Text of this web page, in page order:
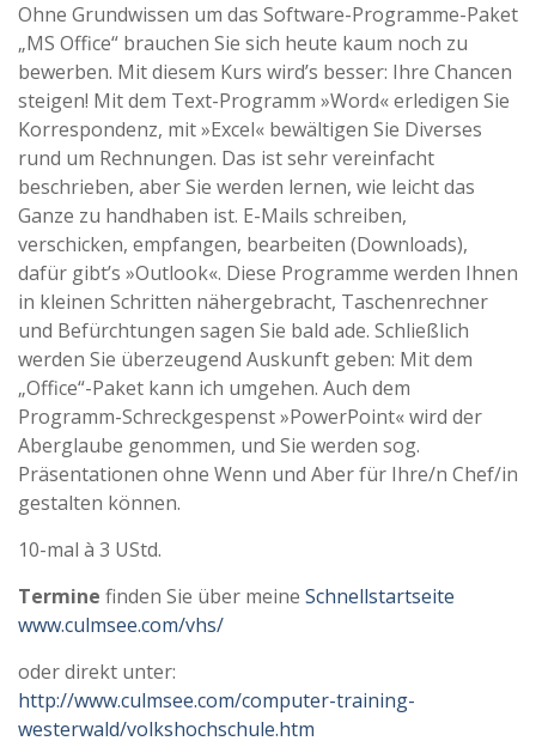
Ohne Grundwissen um das Software-Programme-Paket
„MS Office“ brauchen Sie sich heute kaum noch zu
bewerben. Mit diesem Kurs wird’s besser: Ihre Chancen
steigen! Mit dem Text-Programm »Word« erledigen Sie
Korrespondenz, mit »Excel« bewältigen Sie Diverses
rund um Rechnungen. Das ist sehr vereinfacht
beschrieben, aber Sie werden lernen, wie leicht das
Ganze zu handhaben ist. E-Mails schreiben,
verschicken, empfangen, bearbeiten (Downloads),
dafür gibt’s »Outlook«. Diese Programme werden Ihnen
in kleinen Schritten nähergebracht, Taschenrechner
und Befürchtungen sagen Sie bald ade. Schließlich
werden Sie überzeugend Auskunft geben: Mit dem
„Office“-Paket kann ich umgehen. Auch dem
Programm-Schreckgespenst »PowerPoint« wird der
Aberglaube genommen, und Sie werden sog.
Präsentationen ohne Wenn und Aber für Ihre/n Chef/in
gestalten können.
10-mal à 3 UStd.
Termine finden Sie über meine Schnellstartseite
www.culmsee.com/vhs/
oder direkt unter:
http://www.culmsee.com/computer-training-
westerwald/volkshochschule.htm